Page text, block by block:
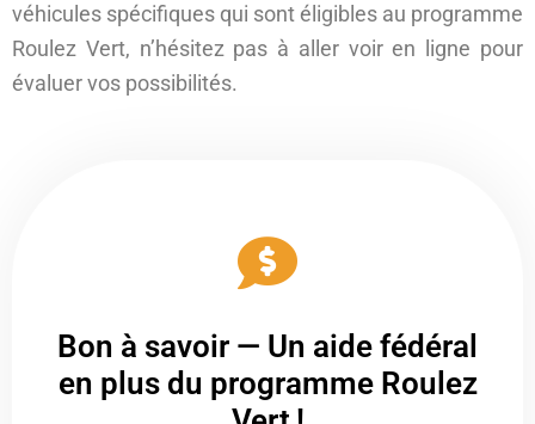
véhicules spécifiques qui sont éligibles au programme
Roulez Vert, n’hésitez pas à aller voir en ligne pour
évaluer vos possibilités.
Bon à savoir — Un aide fédéral
en plus du programme Roulez